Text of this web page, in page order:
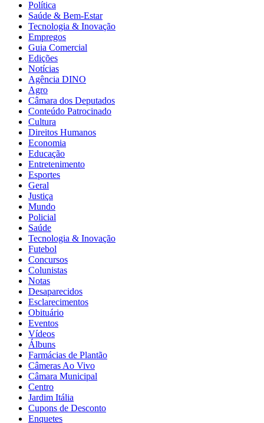
Política
Saúde & Bem-Estar
Tecnologia & Inovação
Empregos
Guia Comercial
Edições
Notícias
Agência DINO
Agro
Câmara dos Deputados
Conteúdo Patrocinado
Cultura
Direitos Humanos
Economia
Educação
Entretenimento
Esportes
Geral
Justiça
Mundo
Policial
Saúde
Tecnologia & Inovação
Futebol
Concursos
Colunistas
Notas
Desaparecidos
Esclarecimentos
Obituário
Eventos
Vídeos
Álbuns
Farmácias de Plantão
Câmeras Ao Vivo
Câmara Municipal
Centro
Jardim Itália
Cupons de Desconto
Enquetes